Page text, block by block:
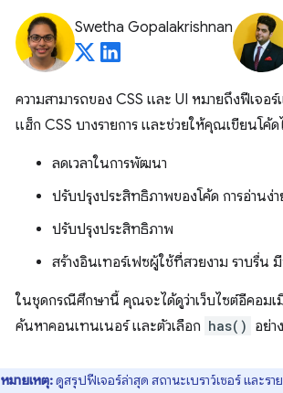
Swetha Gopalakrishnan
ความสามารถของ CSS และ UI หมายถึงฟีเ
แฮ็ก CSS บางรายการ และช่วยให้คุณเขียนโ
ลดเวลาในการพัฒนา
ปรับปรุงประสิทธิภาพของโค้ด การอ่านง่า
ปรับปรุงประสิทธิภาพ
สร้างอินเทอร์เฟซผู้ใช้ที่สวยงาม ราบรื่น
ในชุดกรณีศึกษานี้ คุณจะได้ดูว่าเว็บไซต์อีคอมเ
ค้นหาคอนเทนเนอร์ และตัวเลือก has() อย่า
หมายเหตุ:ดูสรุปฟีเจอร์ล่าสุด สถานะเบราว์เซอร์ และรา